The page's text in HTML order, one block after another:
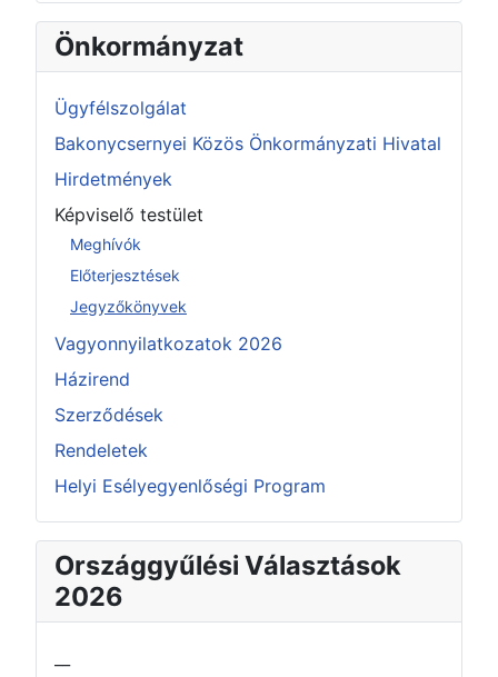
Önkormányzat
Ügyfélszolgálat
Bakonycsernyei Közös Önkormányzati Hivatal
Hirdetmények
Képviselő testület
Meghívók
Előterjesztések
Jegyzőkönyvek
Vagyonnyilatkozatok 2026
Házirend
Szerződések
Rendeletek
Helyi Esélyegyenlőségi Program
Országgyűlési Választások
2026